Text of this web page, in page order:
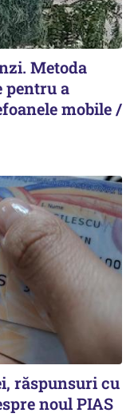
Metoda
pentru a
mobile /
răspunsuri cu
noul PIAS